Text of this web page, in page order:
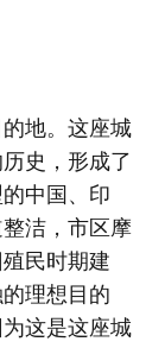
地。这座城
史，形成了
中国、印
洁，市区摩
民时期建
理想目的
这是这座城